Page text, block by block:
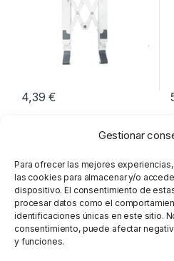
Gestionar
Para ofrecer las mejores
las cookies para almacenar y/o
dispositivo. El consentimiento de
procesar datos como el
identificaciones únicas en este sitio.
consentimiento, puede afectar
y funciones.
4,39€